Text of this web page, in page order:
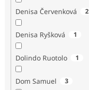
Denisa Červenková 2
Denisa Ryšková 1
Dolindo Ruotolo 1
Dom Samuel 3